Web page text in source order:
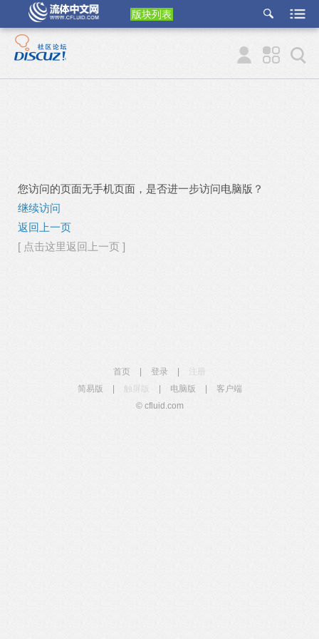
版块列表
etu
p
您访问的页面无手机页面，是否进一步访问电脑版？
继续访问
返回上一页
[ 点击这里返回上一页 ]
首页 登录
简易版
触屏版 电脑版
客户端
© cfluid.com